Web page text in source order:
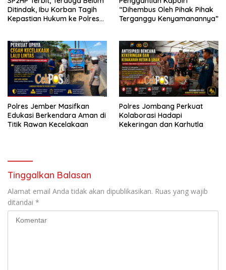
Ditindak, Ibu Korban Tagih
Kepastian Hukum ke Polres
“Dihembus Oleh Pihak Pihak
Terganggu Kenyamanannya”
Polres Jember Masifkan
Edukasi Berkendara Aman di
Titik Rawan Kecelakaan
Polres Jombang Perkuat
Kolaborasi Hadapi
Kekeringan dan Karhutla
Tinggalkan Balasan
Alamat email Anda tidak akan dipublikasikan. Ruas yang wajib
ditandai *